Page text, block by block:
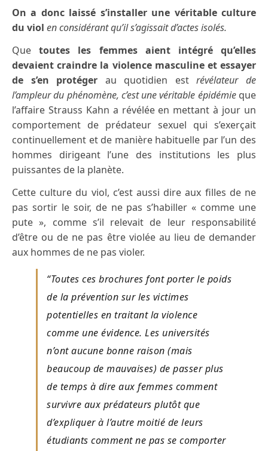
On a donc laissé s’installer une véritable culture
du viol en considérant qu’il s’agissait d’actes isolés.
Quetoutes les femmes aient intégré qu’elles
devaient craindre la violence masculine et essayer
de s’en protéger au quotidien estrévélateur de
l’ampleur du phénomène, c’est une véritable épidémieque
l’affaire Strauss Kahn a révélée en mettant à jour un
comportement de prédateur sexuel qui s’exerçait
continuellement et de manière habituelle par l’un des
hommes dirigeant l’une des institutions les plus
puissantes de la planète.
Cette culture du viol, c’est aussi dire aux filles de ne
pas sortir le soir, de ne pas s’habiller « comme une
pute », comme s’il relevait de leur responsabilité
d’être ou de ne pas être violée au lieu de demander
aux hommes de ne pas violer.
“Toutes ces brochures font porter le poids
de la prévention sur les victimes
potentielles en traitant la violence
comme une évidence. Les universités
n’ont aucune bonne raison (mais
beaucoup de mauvaises) de passer plus
de temps à dire aux femmes comment
survivre aux prédateurs plutôt que
d’expliquer à l’autre moitié de leurs
étudiants comment ne pas se comporter